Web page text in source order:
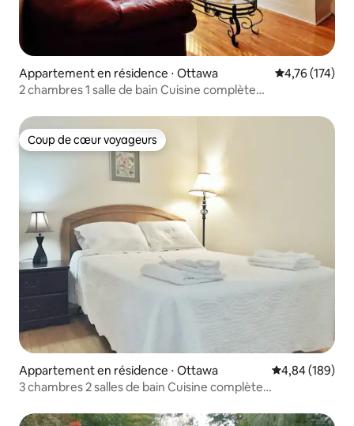
Appartement en résidence ⋅ Ottawa Évaluation
4,76 (174)
2 chambres 1 salle de bain Cuisine complète
Coup de cœur voyageurs
Coup de cœur voyageurs
Appartement en résidence ⋅ Ottawa Évaluation
4,84 (189)
3 chambres 2 salles de bain Cuisine complète